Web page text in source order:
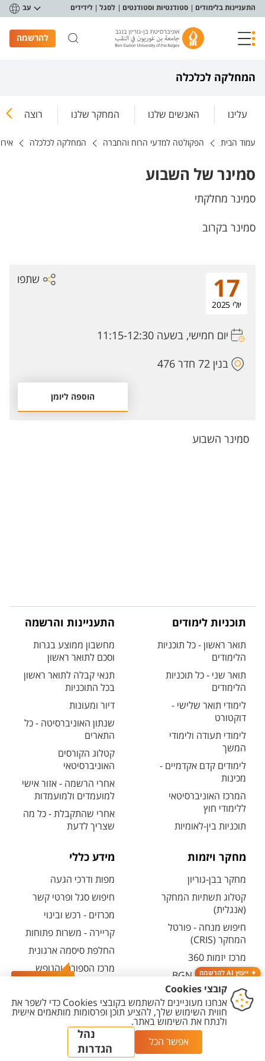
תפריט נגישות
התעניינות בלימודים סטודנטיות וסטודנטים לסגל לידידים עב
להרשמה
המחלקה לכלכלה
עלינו האנשים שלנו המחקר שלנו רוצה
ייעוץ AI להרשמה
עמוד הבית הפקולטה למדעי הרוח והחברה המחלקה לכלכלה
סמינר של השבוע
סמינר מחלקתי
סמינר בקרוב
17
יולי 2025
יום חמישי, בשעה 11:15-12:30
בנין 72 חדר 476
שתפו
הוספה ליומן
סמינר השבוע
תוכניות לימודים
תואר ראשון - כל תוכניות
הלימודים
תואר שני - כל תוכניות
הלימודים
לימודי תואר שלישי -
דוקטורט
לימודי תעודה ולימודי
המשך
לימודים קדם אקדמיים -
מכינות
המרכז האוניברסיטאי
ללימודי חוץ
תוכניות בין-לאומיות
התעניינות והרשמה
מחשבון ממוצע בגרות
וסכם לתואר ראשון
תנאי קבלה לתואר ראשון
בכל התוכניות
דיור ומעונות
שנתון האוניברסיטה - כל
התארים
קטלוג הקורסים
האוניברסיטאי
אחרי הרשמה - אזור אישי
למועמדים ולמועמדות
אחרי שהתקבלת - כל מה
שצריך לדעת
מחקר ויזמות
מחקר בבן-גוריון
קטלוג תשתיות המחקר
(אנגלית)
חיפוש מנחה - פורטל
המחקר (CRIS)
מרכז יזמות 360
BGN Technology
Transfer
פארק ההייטק
משרות אקדמיות
מידע כללי
מפות ודרכי הגעה
חיפוש סגל ופרטי קשר
מכרזים - רכש ובינוי
קריירה - משרות פתוחות
החלפת סיסמה ארגונית
מרכז הספורט והנופש
חירום